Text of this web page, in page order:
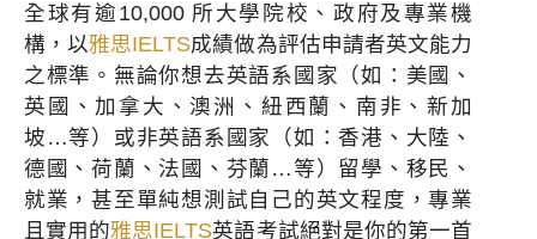
全球有逾10,000 所大學院校、政府及專業機
構，以雅思IELTS成績做為評估申請者英文能力
之標準。無論你想去英語系國家（如：美國、
英國、加拿大、澳洲、紐西蘭、南非、新加
坡…等）或非英語系國家（如：香港、大陸、
德國、荷蘭、法國、芬蘭…等）留學、移民、
就業，甚至單純想測試自己的英文程度，專業
且實用的雅思IELTS英語考試絕對是你的第一首